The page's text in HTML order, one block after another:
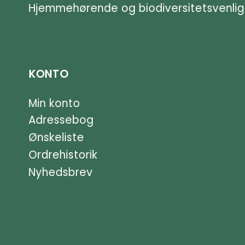
Hjemmehørende og
KONTO
Min konto
Adressebog
Ønskeliste
Ordrehistorik
Nyhedsbrev